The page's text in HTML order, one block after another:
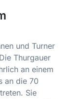
und Turner
Thurgauer
an einem
an die 70
Sie